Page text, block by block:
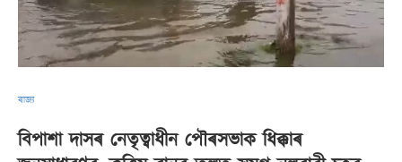
ৰাজ্য
বিপাশা দাসৰ নেতৃত্বাধীন পৌৰসভাক ধিক্কাৰ